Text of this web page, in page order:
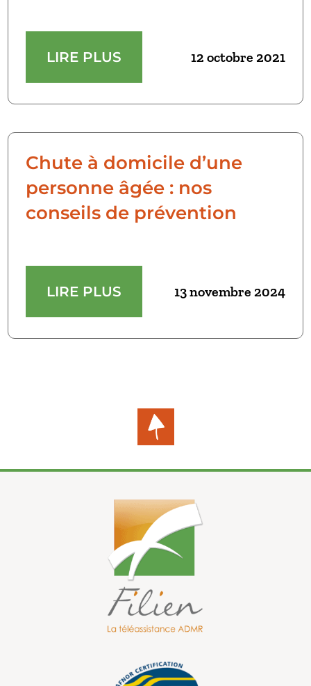
LIRE PLUS 12 octobre 2021
Chute à domicile d’une
personne âgée : nos
conseils de prévention
LIRE PLUS 13 novembre 2024